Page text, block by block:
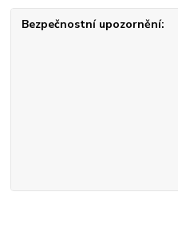
Bezpečnostní upozornění